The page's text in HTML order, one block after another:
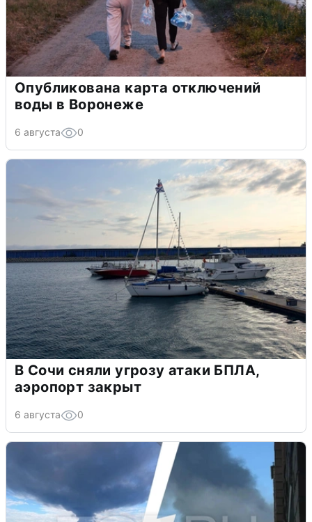
Опубликована карта отключений
воды в Воронеже
6 августа 0
В Сочи сняли угрозу атаки БПЛА,
аэропорт закрыт
6 августа 0